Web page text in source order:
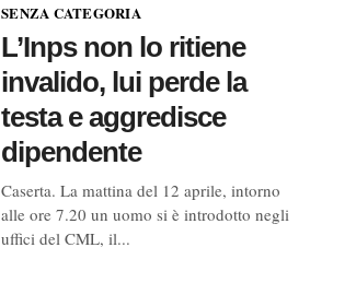
SENZA CATEGORIA
L’Inps non lo ritiene
invalido, lui perde la
testa e aggredisce
dipendente
Caserta. La mattina del 12 aprile, intorno
alle ore 7.20 un uomo si è introdotto negli
uffici del CML, il...